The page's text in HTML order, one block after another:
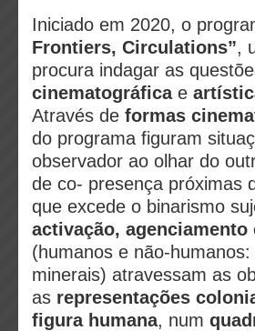
Iniciado em 2020, o
Frontiers, Circulations”,
procura indagar as
cinematográficae
Através de formas
do programa figuram
observador ao olhar do
de co- presença próximas
que excede o binarismo
activação,
(humanos e não-
minerais) atravessam as
as representações
figura humana, num